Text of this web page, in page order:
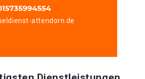
attendorn.de